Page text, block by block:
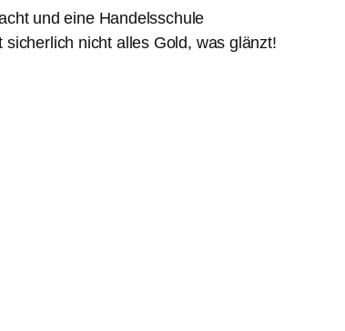
und eine Handelsschule
nicht alles Gold, was glänzt!